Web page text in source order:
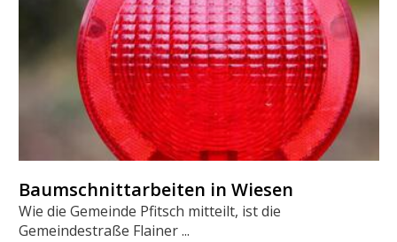
Baumschnittarbeiten in Wiesen
Wie die Gemeinde Pfitsch mitteilt, ist die
Gemeindestraße Flainer ...